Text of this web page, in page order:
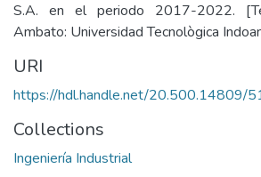
S.A. en el periodo 2017-2022.
Ambato: Universidad Tecnològica
URI
https://hdl.handle.net/20.500.14809/
Collections
Ingeniería Industrial